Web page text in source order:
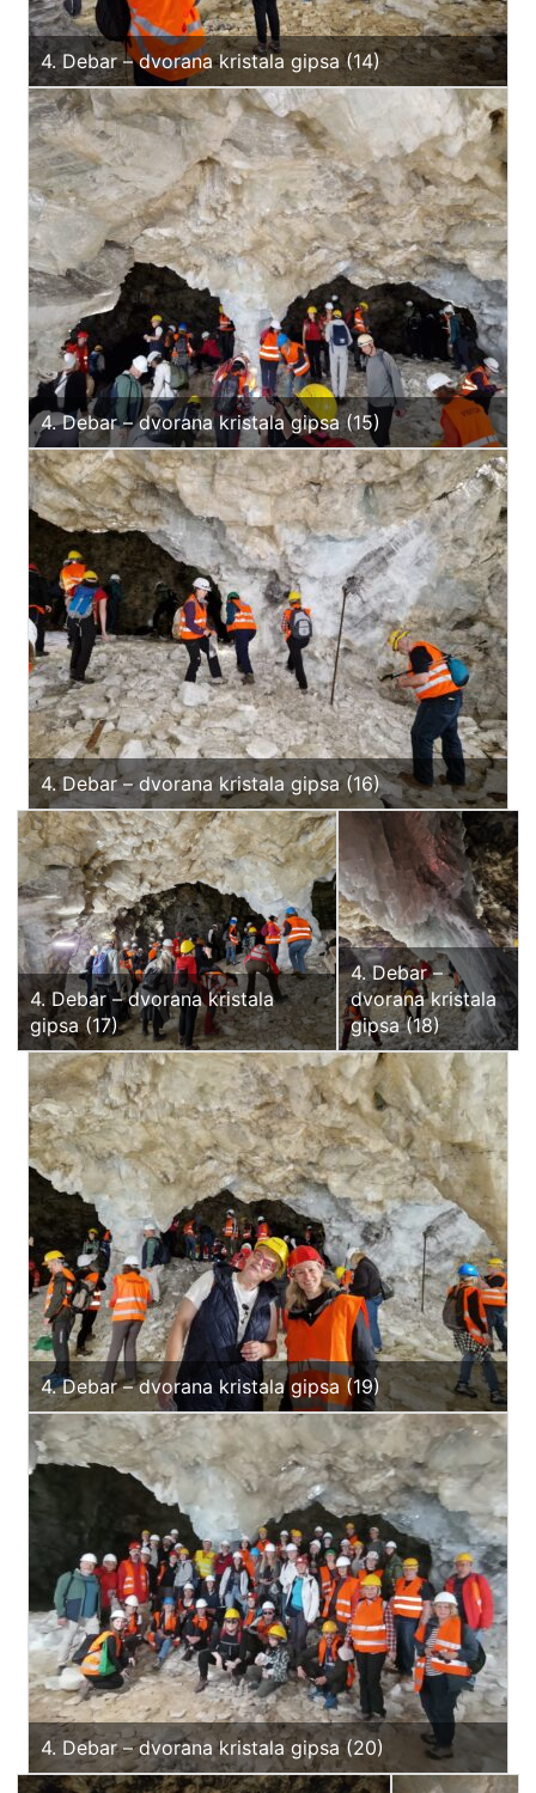
4. Debar – dvorana kristala gipsa (14)
4. Debar – dvorana kristala gipsa (15)
4. Debar – dvorana kristala gipsa (16)
4. Debar – dvorana kristala
gipsa (17)
4. Debar –
dvorana kristala
gipsa (18)
4. Debar – dvorana kristala gipsa (19)
4. Debar – dvorana kristala gipsa (20)